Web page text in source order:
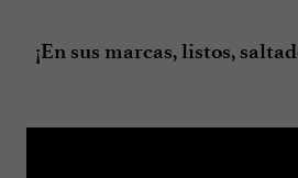
¡En sus marcas, listos,